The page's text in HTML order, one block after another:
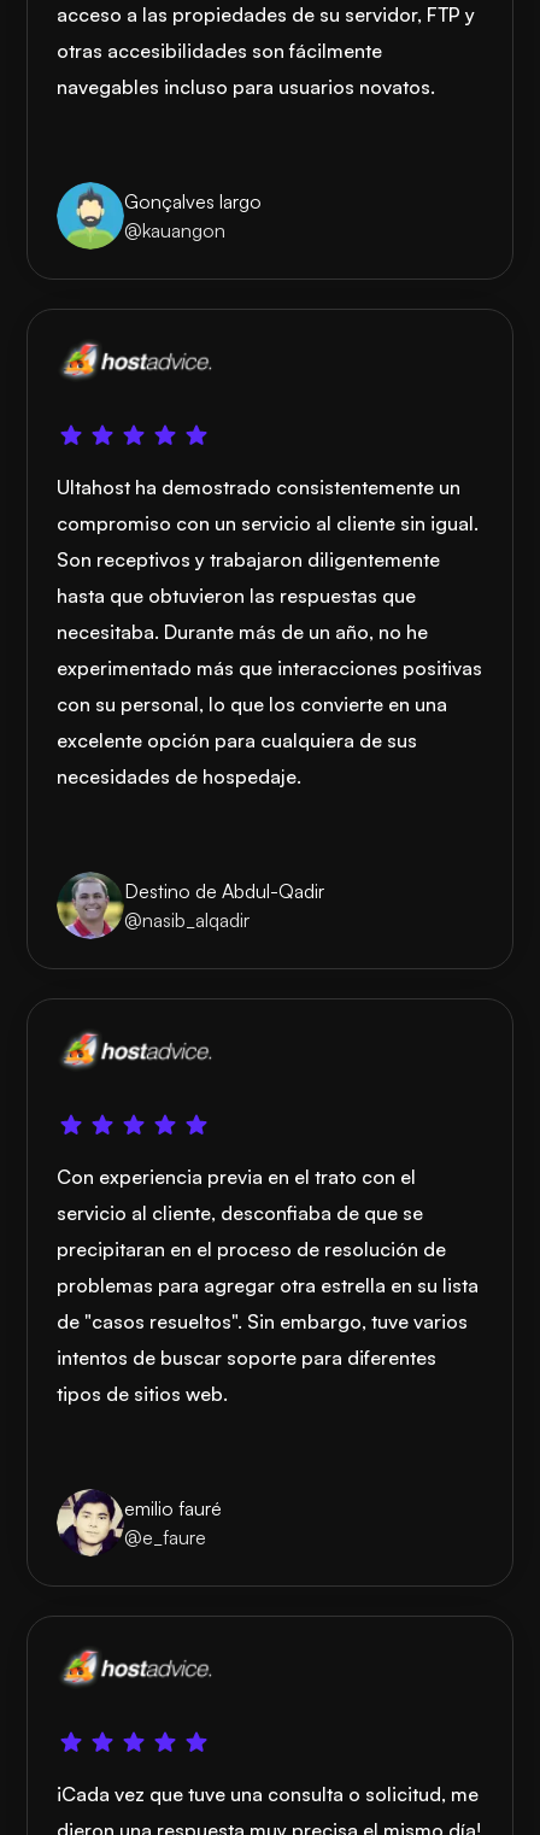
acceso a las propiedades de su servidor, FTP y
otras accesibilidades son fácilmente
navegables incluso para usuarios novatos.
Gonçalves largo
@kauangon
Ultahost ha demostrado consistentemente un
compromiso con un servicio al cliente sin igual.
Son receptivos y trabajaron diligentemente
hasta que obtuvieron las respuestas que
necesitaba. Durante más de un año, no he
experimentado más que interacciones positivas
con su personal, lo que los convierte en una
excelente opción para cualquiera de sus
necesidades de hospedaje.
Destino de Abdul-Qadir
@nasib_alqadir
Con experiencia previa en el trato con el
servicio al cliente, desconfiaba de que se
precipitaran en el proceso de resolución de
problemas para agregar otra estrella en su lista
de "casos resueltos". Sin embargo, tuve varios
intentos de buscar soporte para diferentes
tipos de sitios web.
emilio fauré
@e_faure
¡Cada vez que tuve una consulta o solicitud, me
dieron una respuesta muy precisa el mismo día!